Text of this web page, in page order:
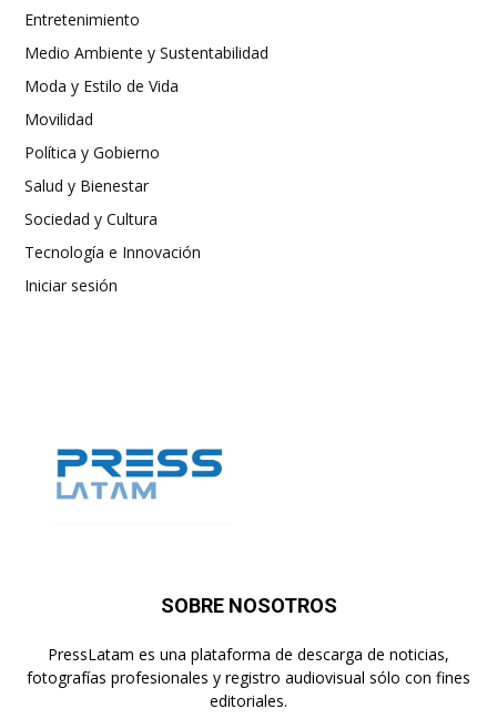
Entretenimiento
Medio Ambiente y Sustentabilidad
Moda y Estilo de Vida
Movilidad
Política y Gobierno
Salud y Bienestar
Sociedad y Cultura
Tecnología e Innovación
Iniciar sesión
SOBRE NOSOTROS
PressLatam es una plataforma de descarga de noticias,
fotografías profesionales y registro audiovisual sólo con fines
editoriales.